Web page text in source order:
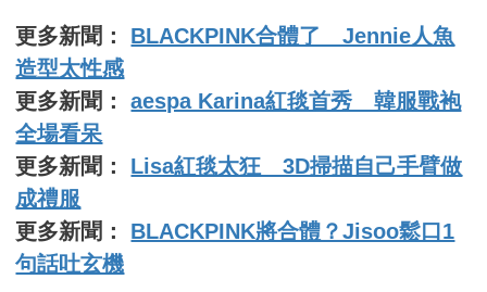
更多新聞： BLACKPINK合體了 Jennie人魚
造型太性感
更多新聞：aespa Karina紅毯首秀 韓服戰袍
全場看呆
更多新聞： Lisa紅毯太狂 3D掃描自己手臂做
成禮服
更多新聞： BLACKPINK將合體？Jisoo鬆口1
句話吐玄機